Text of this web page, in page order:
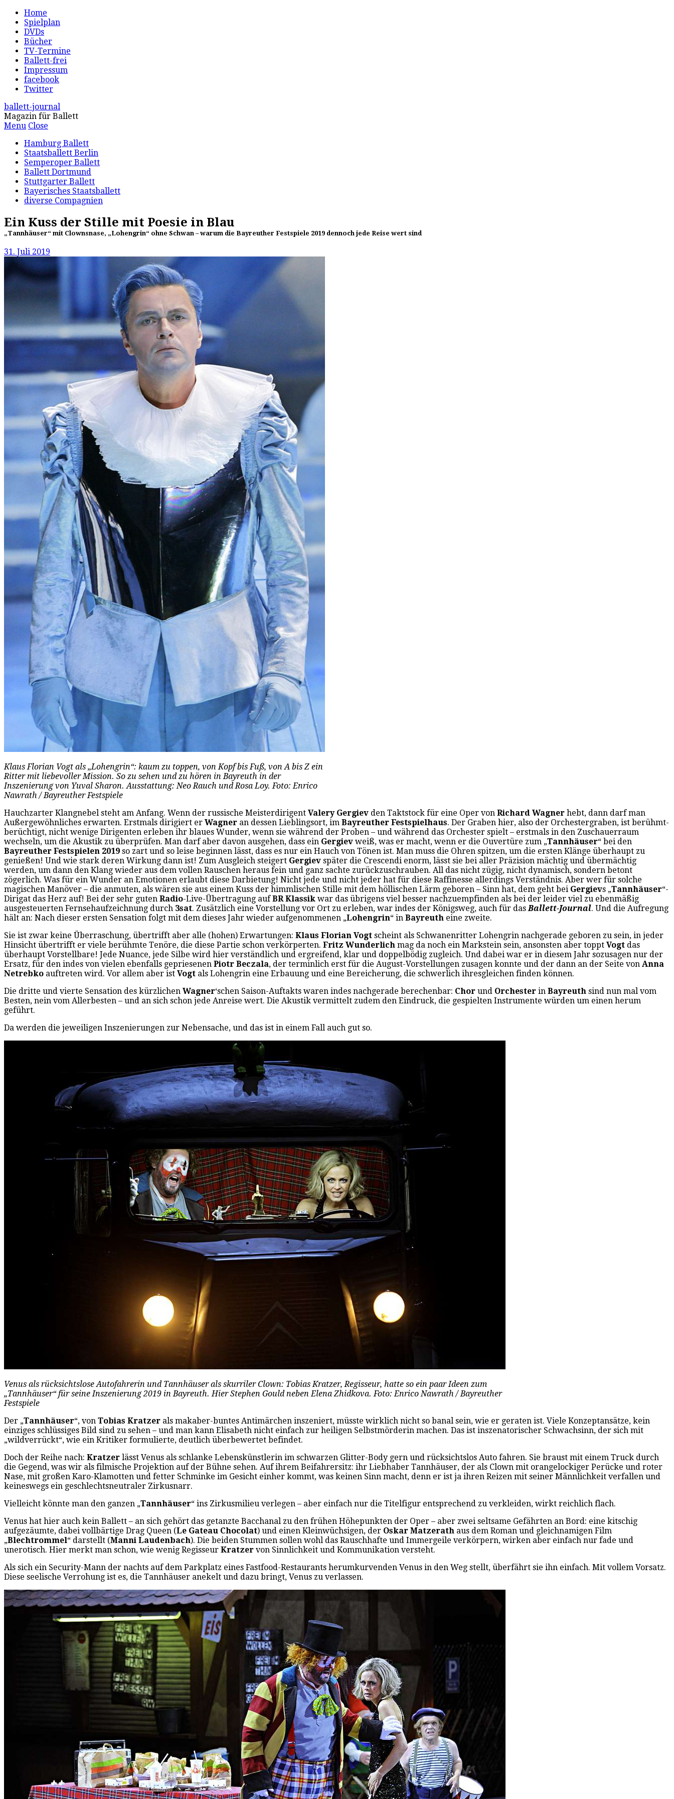
Home
Spielplan
DVDs
Bücher
TV-Termine
Ballett-frei
Impressum
facebook
Twitter
ballett-journal
Magazin für Ballett
Menu Close
Hamburg Ballett
Staatsballett Berlin
Semperoper Ballett
Ballett Dortmund
Stuttgarter Ballett
Bayerisches Staatsballett
diverse Compagnien
Ein Kuss der Stille mit Poesie in Blau
„Tannhäuser“ mit Clownsnase, „Lohengrin“ ohne Schwan – warum die Bayreuther Festspiele 2019 dennoch jede Reise wert sind
31. Juli 2019
Klaus Florian Vogt als „Lohengrin“: kaum zu toppen, von Kopf bis Fuß, von A bis Z ein
Ritter mit liebevoller Mission. So zu sehen und zu hören in Bayreuth in der
Inszenierung von Yuval Sharon. Ausstattung: Neo Rauch und Rosa Loy. Foto: Enrico
Nawrath / Bayreuther Festspiele
Hauchzarter Klangnebel steht am Anfang. Wenn der russische Meisterdirigent Valery Gergiev den Taktstock für eine Oper von Richard Wagner hebt, dann darf man
Außergewöhnliches erwarten. Erstmals dirigiert er Wagner an dessen Lieblingsort, im Bayreuther Festspielhaus. Der Graben hier, also der Orchestergraben, ist berühmt-
berüchtigt, nicht wenige Dirigenten erleben ihr blaues Wunder, wenn sie während der Proben – und während das Orchester spielt – erstmals in den Zuschauerraum
wechseln, um die Akustik zu überprüfen. Man darf aber davon ausgehen, dass ein Gergiev weiß, was er macht, wenn er die Ouvertüre zum „Tannhäuser“ bei den
Bayreuther Festspielen 2019 so zart und so leise beginnen lässt, dass es nur ein Hauch von Tönen ist. Man muss die Ohren spitzen, um die ersten Klänge überhaupt zu
genießen! Und wie stark deren Wirkung dann ist! Zum Ausgleich steigert Gergiev später die Crescendi enorm, lässt sie bei aller Präzision mächtig und übermächtig
werden, um dann den Klang wieder aus dem vollen Rauschen heraus fein und ganz sachte zurückzuschrauben. All das nicht zügig, nicht dynamisch, sondern betont
zögerlich. Was für ein Wunder an Emotionen erlaubt diese Darbietung! Nicht jede und nicht jeder hat für diese Raffinesse allerdings Verständnis. Aber wer für solche
magischen Manöver – die anmuten, als wären sie aus einem Kuss der himmlischen Stille mit dem höllischen Lärm geboren – Sinn hat, dem geht bei Gergievs „Tannhäuser“-
Dirigat das Herz auf! Bei der sehr guten Radio-Live-Übertragung aufBR Klassik war das übrigens viel besser nachzuempfinden als bei der leider viel zu ebenmäßig
ausgesteuerten Fernsehaufzeichnung durch 3sat. Zusätzlich eine Vorstellung vor Ort zu erleben, war indes der Königsweg, auch für dasBallett-Journal. Und die Aufregung
hält an: Nach dieser ersten Sensation folgt mit dem dieses Jahr wieder aufgenommenen „Lohengrin“ in Bayreuth eine zweite.
Sie ist zwar keine Überraschung, übertrifft aber alle (hohen) Erwartungen: Klaus Florian Vogt scheint als Schwanenritter Lohengrin nachgerade geboren zu sein, in jeder
Hinsicht übertrifft er viele berühmte Tenöre, die diese Partie schon verkörperten. Fritz Wunderlich mag da noch ein Markstein sein, ansonsten aber toppt Vogt das
überhaupt Vorstellbare! Jede Nuance, jede Silbe wird hier verständlich und ergreifend, klar und doppelbödig zugleich. Und dabei war er in diesem Jahr sozusagen nur der
Ersatz, für den indes von vielen ebenfalls gepriesenen Piotr Beczala, der terminlich erst für die August-Vorstellungen zusagen konnte und der dann an der Seite von Anna
Netrebko auftreten wird. Vor allem aber ist Vogt als Lohengrin eine Erbauung und eine Bereicherung, die schwerlich ihresgleichen finden können.
Die dritte und vierte Sensation des kürzlichen Wagner‘schen Saison-Auftakts waren indes nachgerade berechenbar: Chor und Orchester in Bayreuth sind nun mal vom
Besten, nein vom Allerbesten – und an sich schon jede Anreise wert. Die Akustik vermittelt zudem den Eindruck, die gespielten Instrumente würden um einen herum
geführt.
Da werden die jeweiligen Inszenierungen zur Nebensache, und das ist in einem Fall auch gut so.
Venus als rücksichtslose Autofahrerin und Tannhäuser als skurriler Clown: Tobias Kratzer, Regisseur, hatte so ein paar Ideen zum
„Tannhäuser“ für seine Inszenierung 2019 in Bayreuth. Hier Stephen Gould neben Elena Zhidkova. Foto: Enrico Nawrath / Bayreuther
Festspiele
Der „Tannhäuser“, von Tobias Kratzer als makaber-buntes Antimärchen inszeniert, müsste wirklich nicht so banal sein, wie er geraten ist. Viele Konzeptansätze, kein
einziges schlüssiges Bild sind zu sehen – und man kann Elisabeth nicht einfach zur heiligen Selbstmörderin machen. Das ist inszenatorischer Schwachsinn, der sich mit
„wildverrückt“, wie ein Kritiker formulierte, deutlich überbewertet befindet.
Doch der Reihe nach: Kratzer lässt Venus als schlanke Lebenskünstlerin im schwarzen Glitter-Body gern und rücksichtslos Auto fahren. Sie braust mit einem Truck durch
die Gegend, was wir als filmische Projektion auf der Bühne sehen. Auf ihrem Beifahrersitz: ihr Liebhaber Tannhäuser, der als Clown mit orangelockiger Perücke und roter
Nase, mit großen Karo-Klamotten und fetter Schminke im Gesicht einher kommt, was keinen Sinn macht, denn er ist ja ihren Reizen mit seiner Männlichkeit verfallen und
keineswegs ein geschlechtsneutraler Zirkusnarr.
Vielleicht könnte man den ganzen „Tannhäuser“ ins Zirkusmilieu verlegen – aber einfach nur die Titelfigur entsprechend zu verkleiden, wirkt reichlich flach.
Venus hat hier auch kein Ballett – an sich gehört das getanzte Bacchanal zu den frühen Höhepunkten der Oper – aber zwei seltsame Gefährten an Bord: eine kitschig
aufgezäumte, dabei vollbärtige Drag Queen (Le Gateau Chocolat) und einen Kleinwüchsigen, der Oskar Matzerath aus dem Roman und gleichnamigen Film
„Blechtrommel“ darstellt (Manni Laudenbach). Die beiden Stummen sollen wohl das Rauschhafte und Immergeile verkörpern, wirken aber einfach nur fade und
unerotisch. Hier merkt man schon, wie wenig Regisseur Kratzer von Sinnlichkeit und Kommunikation versteht.
Als sich ein Security-Mann der nachts auf dem Parkplatz eines Fastfood-Restaurants herumkurvenden Venus in den Weg stellt, überfährt sie ihn einfach. Mit vollem Vorsatz.
Diese seelische Verrohung ist es, die Tannhäuser anekelt und dazu bringt, Venus zu verlassen.